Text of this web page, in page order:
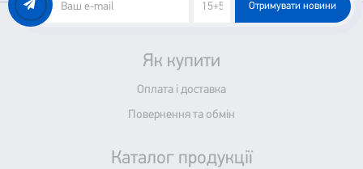
Отримувати новини
Як купити
Оплата і доставка
Повернення та обмін
Каталог продукції